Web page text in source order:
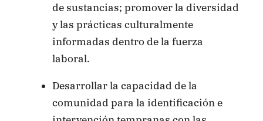
de sustancias; promover la diversidad
y las prácticas culturalmente
informadas dentro de la fuerza
laboral.
Desarrollar la capacidad de la
comunidad para la identificación e